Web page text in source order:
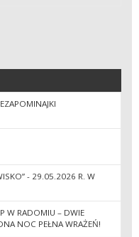
- 29.05.2026 R. W
W RADOMIU – DWIE
NOC PEŁNA WRAŻEŃ!